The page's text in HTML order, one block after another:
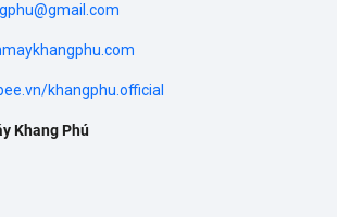
lạnh.
khangphu.official
Khang Phú